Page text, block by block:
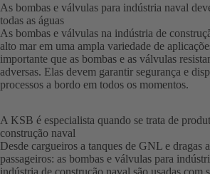
As bombas e válvulas para indústria naval
todas as águas
As bombas e válvulas na indústria de
alto mar em uma ampla variedade de
importante que as bombas e as válvulas
adversas. Elas devem garantir segurança e
processos a bordo em todos os momentos.
A KSB é especialista quando se trata de
construção naval
Desde cargueiros a tanques de GNL e dragas
passageiros: as bombas e válvulas para
indústria de construção naval são usadas com